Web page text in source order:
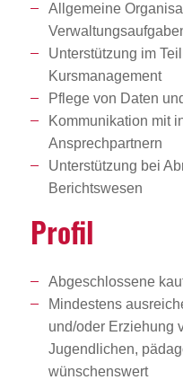
Allgemeine
Unterstützung im
Kursmanagement
Pflege von Daten
Kommunikation mit
Ansprechpartnern
Unterstützung bei
Berichtswesen
Profil
Abgeschlossene
Mindestens
und/oder Erziehung
Jugendlichen,
wünschenswert